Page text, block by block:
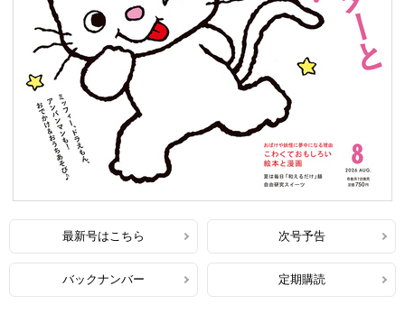
最新号はこちら 次号予告
バックナンバー 定期購読